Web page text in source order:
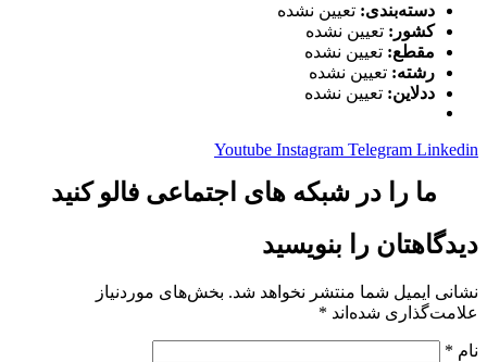
دسته‌بندی: تعیین نشده
کشور: تعیین نشده
مقطع: تعیین نشده
رشته: تعیین نشده
ددلاین: تعیین نشده
Youtube Instagram Telegram Linkedin
ما را در شبکه های اجتماعی فالو کنید
دیدگاهتان را بنویسید
نشانی ایمیل شما منتشر نخواهد شد. بخش‌های موردنیاز
علامت‌گذاری شده‌اند *
نام *